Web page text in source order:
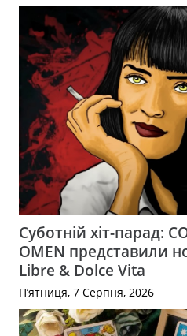
Суботній хіт-парад:
OMEN представили
Libre & Dolce Vita
П’ятниця, 7 Серпня, 2026